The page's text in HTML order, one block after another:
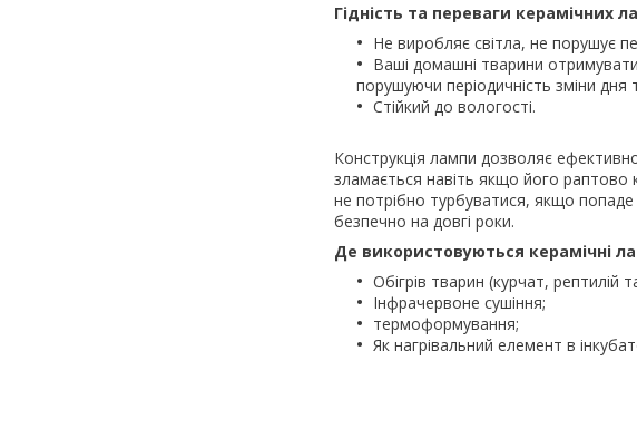
Гідність та переваги керамічних
Не виробляє світла, не порушує
Ваші домашні тварини
порушуючи періодичність зміни дня
Стійкий до вологості.
Конструкція лампи дозволяє
зламається навіть якщо його раптово
не потрібно турбуватися, якщо попаде
безпечно на довгі роки.
Де використовуються керамічні
Обігрів тварин (курчат, рептилій
Інфрачервоне сушіння;
термоформування;
Як нагрівальний елемент в